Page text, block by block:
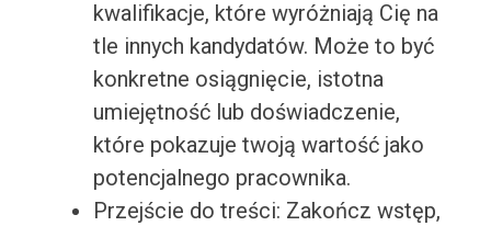
kwalifikacje, które wyróżniają Cię na
tle innych kandydatów. Może to być
konkretne osiągnięcie, istotna
umiejętność lub doświadczenie,
które pokazuje twoją wartość jako
potencjalnego pracownika.
Przejście do treści: Zakończ wstęp,